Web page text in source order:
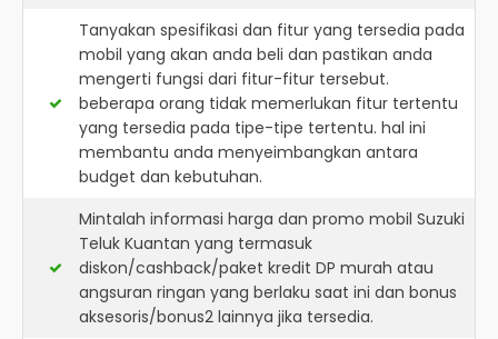
Tanyakan spesifikasi dan fitur yang tersedia pada
mobil yang akan anda beli dan pastikan anda
mengerti fungsi dari fitur-fitur tersebut.
beberapa orang tidak memerlukan fitur tertentu
yang tersedia pada tipe-tipe tertentu. hal ini
membantu anda menyeimbangkan antara
budget dan kebutuhan.
Mintalah informasi harga dan promo mobil Suzuki
Teluk Kuantan yang termasuk
diskon/cashback/paket kredit DP murah atau
angsuran ringan yang berlaku saat ini dan bonus
aksesoris/bonus2 lainnya jika tersedia.